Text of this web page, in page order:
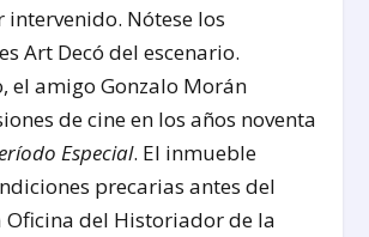
intervenido. Nótese los
Art Decó del escenario.
el amigo Gonzalo Morán
de cine en los años noventa
Especial. El inmueble
precarias antes del
Oficina del Historiador de la